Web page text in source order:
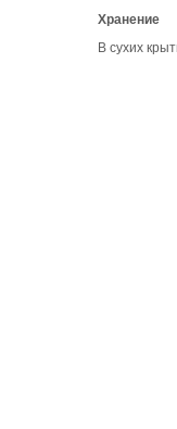
Хранение
В сухих